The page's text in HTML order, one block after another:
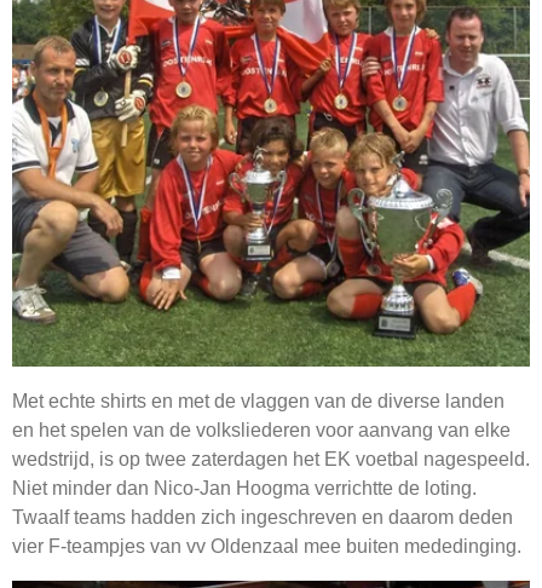
Met echte shirts en met de vlaggen van de diverse landen
en het spelen van de volksliederen voor aanvang van elke
wedstrijd, is op twee zaterdagen het EK voetbal nagespeeld.
Niet minder dan Nico-Jan Hoogma verrichtte de loting.
Twaalf teams hadden zich ingeschreven en daarom deden
vier F-teampjes van vv Oldenzaal mee buiten mededinging.